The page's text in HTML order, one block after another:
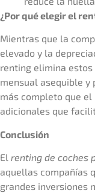
¿Por qué elegir el
Mientras que la
elevado y la
renting elimina
mensual asequible y
más completo que
adicionales que
Conclusión
El renting de coches
aquellas compañías
grandes inversiones